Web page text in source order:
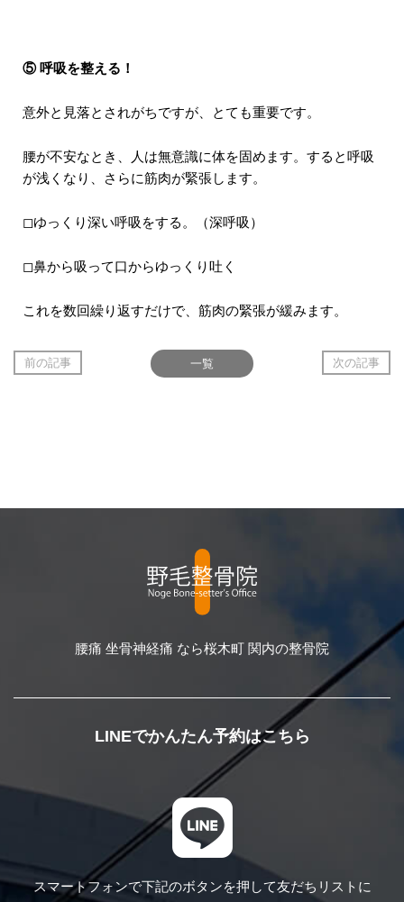
⑤ 呼吸を整える！
意外と見落とされがちですが、とても重要です。
腰が不安なとき、人は無意識に体を固めます。すると呼吸
が浅くなり、さらに筋肉が緊張します。
◻︎ゆっくり深い呼吸をする。（深呼吸）
◻︎鼻から吸って口からゆっくり吐く
これを数回繰り返すだけで、筋肉の緊張が緩みます。
前の記事 一覧 次の記事
腰痛 坐骨神経痛 なら桜木町 関内の整骨院
LINEでかんたん予約はこちら
スマートフォンで下記のボタンを押して友だちリストに